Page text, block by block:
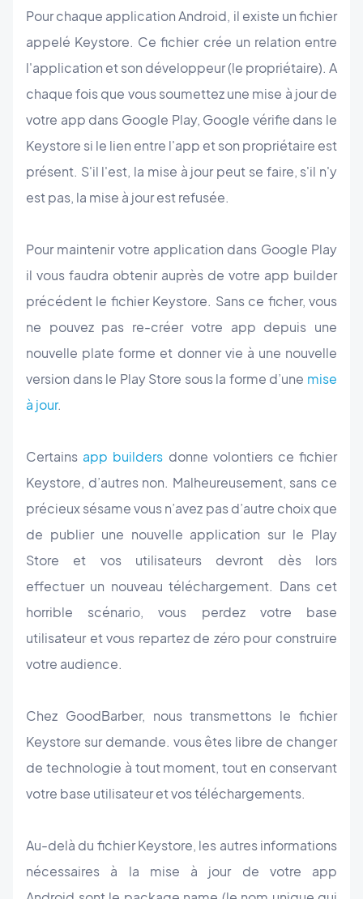
Pour chaque application Android, il existe un fichier
appelé Keystore. Ce fichier crée un relation entre
l'application et son développeur (le propriétaire). A
chaque fois que vous soumettez une mise à jour de
votre app dans Google Play, Google vérifie dans le
Keystore si le lien entre l'app et son propriétaire est
présent. S'il l'est, la mise à jour peut se faire, s'il n'y
est pas, la mise à jour est refusée.
Pour maintenir votre application dans Google Play
il vous faudra obtenir auprès de votre app builder
précédent le fichier Keystore. Sans ce ficher, vous
ne pouvez pas re-créer votre app depuis une
nouvelle plate forme et donner vie à une nouvelle
version dans le Play Store sous la forme d’une mise
à jour.
Certains app builders donne volontiers ce fichier
Keystore, d’autres non. Malheureusement, sans ce
précieux sésame vous n’avez pas d’autre choix que
de publier une nouvelle application sur le Play
Store et vos utilisateurs devront dès lors
effectuer un nouveau téléchargement. Dans cet
horrible scénario, vous perdez votre base
utilisateur et vous repartez de zéro pour construire
votre audience.
Chez GoodBarber, nous transmettons le fichier
Keystore sur demande. vous êtes libre de changer
de technologie à tout moment, tout en conservant
votre base utilisateur et vos téléchargements.
Au-delà du fichier Keystore, les autres informations
nécessaires à la mise à jour de votre app